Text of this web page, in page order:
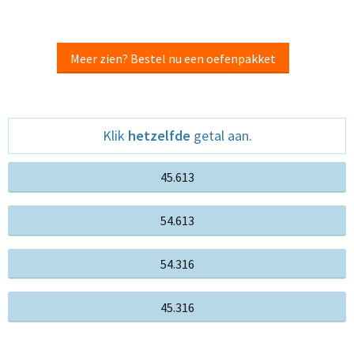
Meer zien? Bestel nu een oefenpakket
Klik hetzelfde getal aan.
45.613
54.613
54.316
45.316